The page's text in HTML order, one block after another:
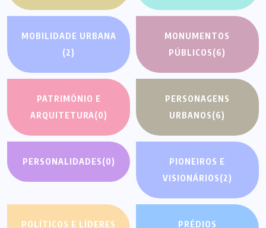
MOBILIDADE URBANA
(2)
MONUMENTOS
PÚBLICOS(6)
PATRIMÔNIO E
ARQUITETURA(0)
PERSONAGENS
URBANOS(6)
PERSONALIDADES(0)
PIONEIROS E
VISIONÁRIOS(2)
POLÍTICOS E LÍDERES
PRÉDIOS